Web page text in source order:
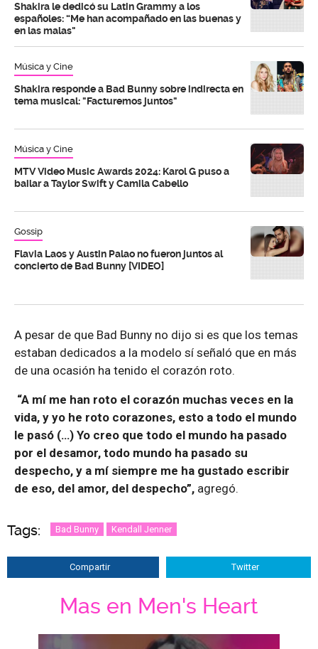
Shakira le dedicó su Latin Grammy a los
españoles: “Me han acompañado en las buenas y
en las malas"
Música y Cine
Shakira responde a Bad Bunny sobre indirecta en
tema musical: "Facturemos juntos"
Música y Cine
MTV Video Music Awards 2024: Karol G puso a
bailar a Taylor Swift y Camila Cabello
Gossip
Flavia Laos y Austin Palao no fueron juntos al
concierto de Bad Bunny [VIDEO]
A pesar de que Bad Bunny no dijo si es que los temas
estaban dedicados a la modelo sí señaló que en más
de una ocasión ha tenido el corazón roto.
“A mí me han roto el corazón muchas veces en la
vida, y yo he roto corazones, esto a todo el mundo
le pasó (…) Yo creo que todo el mundo ha pasado
por el desamor, todo mundo ha pasado su
despecho, y a mí siempre me ha gustado escribir
de eso, del amor, del despecho”, agregó.
Tags: Bad Bunny Kendall Jenner
Compartir Twitter
Mas en Men's Heart